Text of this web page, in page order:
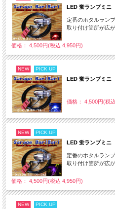
LED 蛍ランプミニ
定番のホタルラン
取り付け箇所が広が
価格： 4,500円(税込 4,950円)
NEW PICK UP
LED 蛍ランプミニ
価格： 4,500円(税
NEW PICK UP
LED 蛍ランプミニ
定番のホタルラン
取り付け箇所が広が
価格： 4,500円(税込 4,950円)
NEW PICK UP